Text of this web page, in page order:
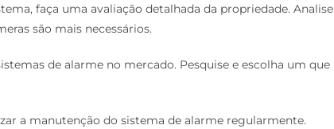
faça uma avaliação detalhada da propriedade. Analise
são mais necessários.
de alarme no mercado. Pesquise e escolha um que
a manutenção do sistema de alarme regularmente.